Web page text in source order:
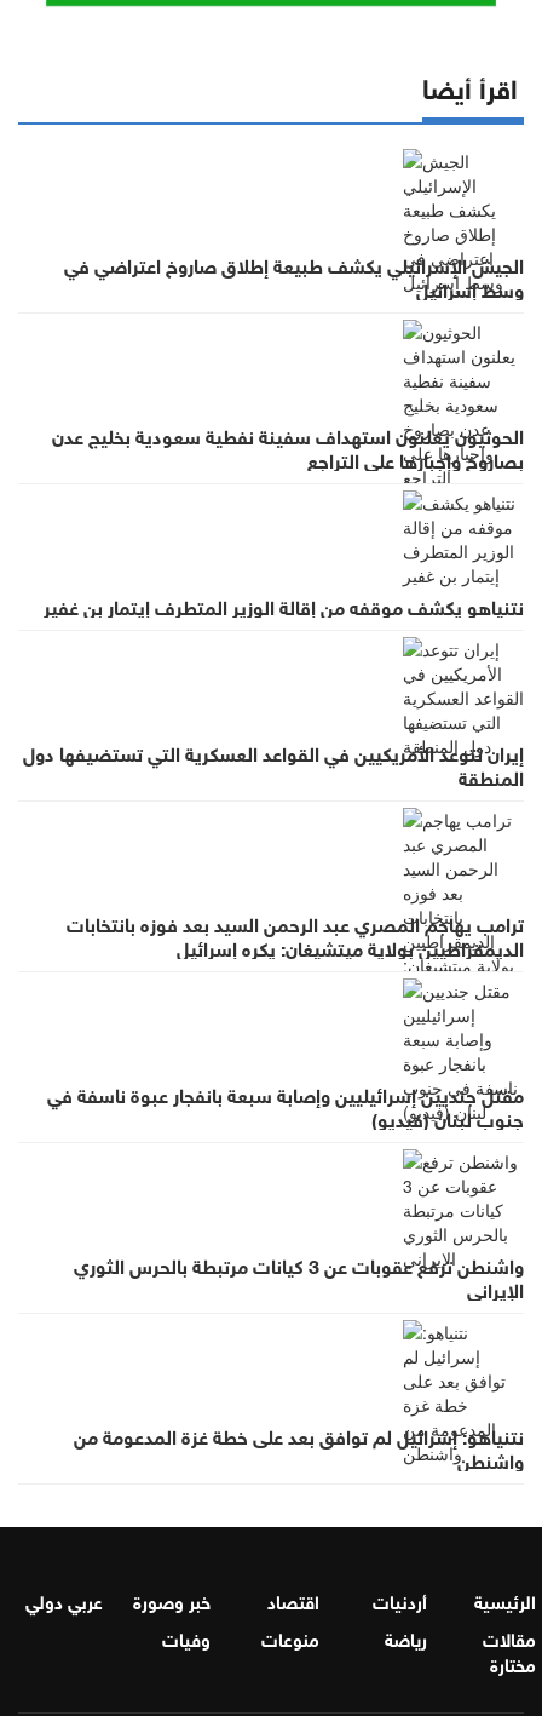
اقرأ أيضا
الجيش الإسرائيلي يكشف طبيعة إطلاق صاروخ اعتراضي في
وسط إسرائيل
الحوثيون يعلنون استهداف سفينة نفطية سعودية بخليج عدن
بصاروخ وإجبارها على التراجع
نتنياهو يكشف موقفه من إقالة الوزير المتطرف إيتمار بن غفير
إيران تتوعد الأمريكيين في القواعد العسكرية التي تستضيفها دول
المنطقة
ترامب يهاجم المصري عبد الرحمن السيد بعد فوزه بانتخابات
الديمقراطيين بولاية ميتشيغان: يكره إسرائيل
مقتل جنديين إسرائيليين وإصابة سبعة بانفجار عبوة ناسفة في
جنوب لبنان (فيديو)
واشنطن ترفع عقوبات عن 3 كيانات مرتبطة بالحرس الثوري
الإيراني
نتنياهو: إسرائيل لم توافق بعد على خطة غزة المدعومة من
واشنطن
الرئيسية أردنيات اقتصاد خبر وصورة
عربي دولي
مقالات
مختارة
رياضة منوعات وفيات